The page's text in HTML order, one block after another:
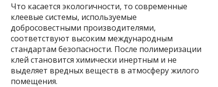
Что касается экологичности, то современные
клеевые системы, используемые
добросовестными производителями,
соответствуют высоким международным
стандартам безопасности. После полимеризации
клей становится химически инертным и не
выделяет вредных веществ в атмосферу жилого
помещения.